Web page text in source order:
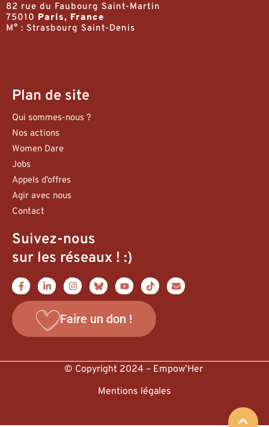
82 rue du Faubourg Saint-Martin
75010 Paris, France
M° : Strasbourg Saint-Denis
Plan de site
Qui sommes-nous ?
Nos actions
Women Dare
Jobs
Appels d’offres
Agir avec nous
Contact
Suivez-nous
sur les réseaux ! :)
Faire un don !
© Copyright 2024 – Empow’Her
Mentions légales